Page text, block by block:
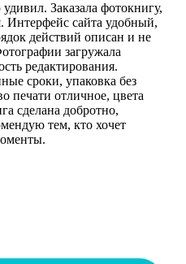
Заказала фотокнигу,
Интерфейс сайта удобный,
действий описан и не
загружала
редактирования.
сроки, упаковка без
печати отличное, цвета
сделана добротно,
тем, кто хочет